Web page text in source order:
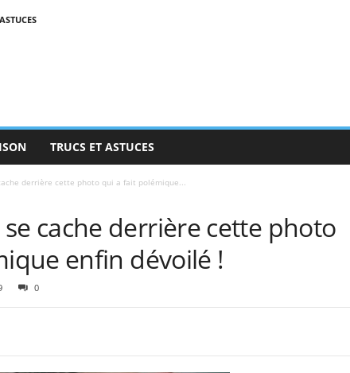
TRUCS ET ASTUCES
derrière cette photo qui a fait polémique...
cache derrière cette photo
enfin dévoilé !
0